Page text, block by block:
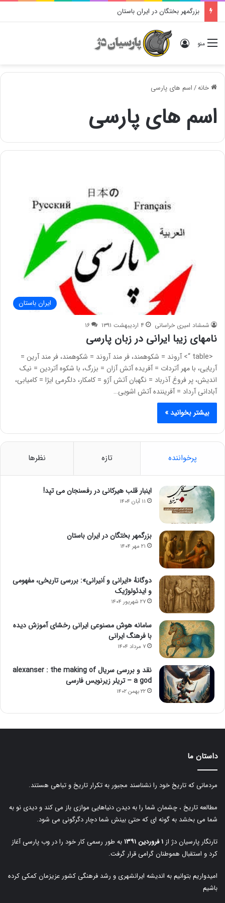
بزرگمهر بختگان در ایران باستان
منو ورود
خانه/اسم های پارسی
اسم های پارسی
ایران باستان
شمشاد امیری خراسانی ۴ اردیبهشت ۱۳۹۱ ۱۶
نامهای زیبا ایرانی در زبان پارسی
<table “> آروند = شکوهمند، فر مند آروند = شکوهمند، فر مند آرین =
آریایی، با مهر آتردات = آفریده آتش آزان = بزرگ، با شکوه آتردین = نیک
اندیش، پر فروغ آذرباد = نگهبان آتش آژو = کامکار، دلگرمی ایژا = کامیابی،
آبادانی آرداد = آفریننده آتش اشویی…
بیشتر بخوانید »
پرخواننده تازه نظرها
اینبار قلب هیرکانی در رفسنجان می تپد!
۱۱ آبان ۱۴۰۴
بزرگمهر بختگان در ایران باستان
۲۱ مهر ۱۴۰۴
دوگانهٔ «ایرانی و اَنیرانی»: بررسی تاریخی، مفهومی
و ایدئولوژیک
۲۷ شهریور ۱۴۰۴
سامانه هوش مصنوعی ایرانی رخشای آموزش دیده
با فرهنگ ایرانی
۷ مرداد ۱۴۰۴
نقد و بررسی سریال alexanser : the making of
a god – تریلر زیرنویس فارسی
۲۲ بهمن ۱۴۰۲
داستان ما
مردمانی که تاریخ خود را نشناسند مجبور به تکرار تاریخ و تباهی هستند.
مطالعه تاریخ ، چشمان شما را به دیدن دنیاهایی موازی باز می کند و دیدی نو به
شما می بخشد به گونه ای که حتی بینش شما دچار دگرگونی می شود.
تارنگار پارسیان دژ از ۱ فروردین ۱۳۹۱
به طور رسمی کار خود را در وب پارسی آغاز
کرد و استقبال هموطنان گرامی قرار گرفت.
امیدواریم بتوانیم به اندیشه ایرانشهری و رشد فرهنگی کشور عزیزمان کمکی کرده
باشیم